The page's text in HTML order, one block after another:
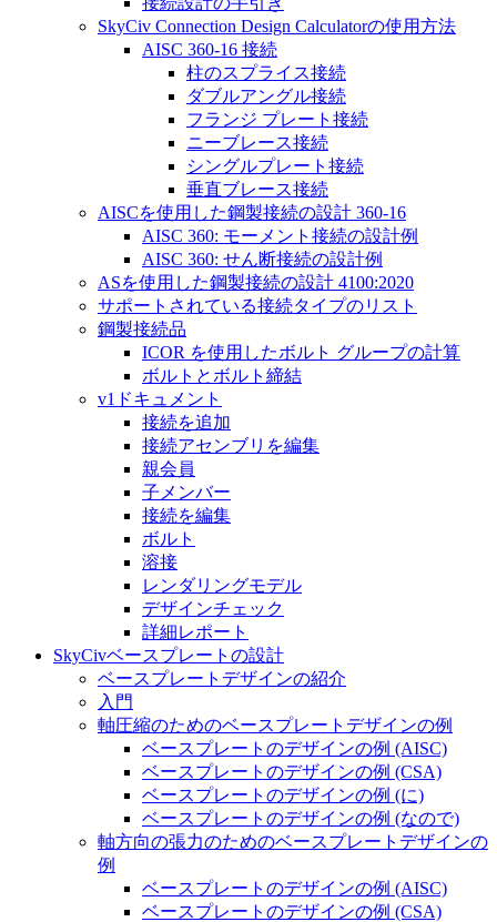
SkyCiv Connection Design Calculatorの使用方法
AISC 360-16 接続
柱のスプライス接続
ダブルアングル接続
フランジ プレート接続
ニーブレース接続
シングルプレート接続
垂直ブレース接続
AISCを使用した鋼製接続の設計 360-16
AISC 360: モーメント接続の設計例
AISC 360: せん断接続の設計例
ASを使用した鋼製接続の設計 4100:2020
サポートされている接続タイプのリスト
鋼製接続品
ICOR を使用したボルト グループの計算
ボルトとボルト締結
v1ドキュメント
接続を追加
接続アセンブリを編集
親会員
子メンバー
接続を編集
ボルト
溶接
レンダリングモデル
デザインチェック
詳細レポート
SkyCivベースプレートの設計
ベースプレートデザインの紹介
入門
軸圧縮のためのベースプレートデザインの例
ベースプレートのデザインの例 (AISC)
ベースプレートのデザインの例 (CSA)
ベースプレートのデザインの例 (に)
ベースプレートのデザインの例 (なので)
軸方向の張力のためのベースプレートデザインの
例
ベースプレートのデザインの例 (AISC)
ベースプレートのデザインの例 (CSA)